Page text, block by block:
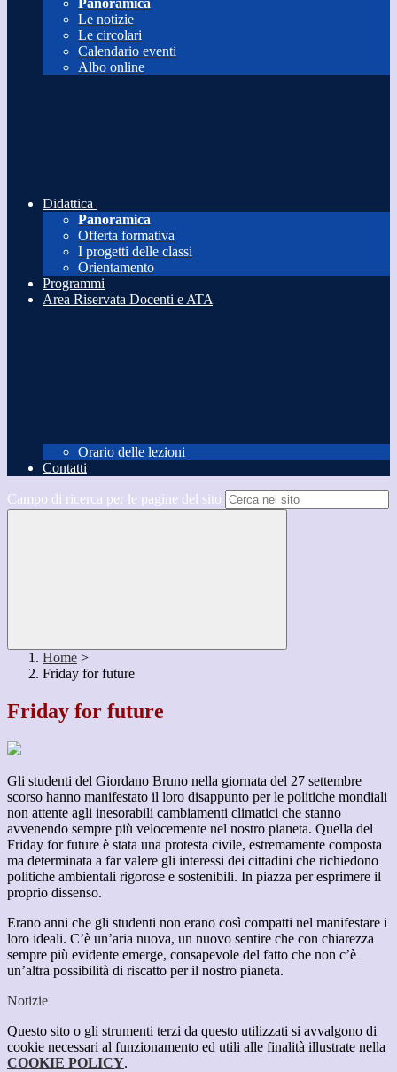
Panoramica
Le notizie
Le circolari
Calendario eventi
Albo online
Didattica
Panoramica
Offerta formativa
I progetti delle classi
Orientamento
Programmi
Area Riservata Docenti e ATA
Orario delle lezioni
Contatti
Campo di ricerca per le pagine del sito
Home >
Friday for future
Friday for future
Gli studenti del Giordano Bruno nella giornata del 27 settembre
scorso hanno manifestato il loro disappunto per le politiche mondiali
non attente agli inesorabili cambiamenti climatici che stanno
avvenendo sempre più velocemente nel nostro pianeta. Quella del
Friday for future è stata una protesta civile, estremamente composta
ma determinata a far valere gli interessi dei cittadini che richiedono
politiche ambientali rigorose e sostenibili. In piazza per esprimere il
proprio dissenso.
Erano anni che gli studenti non erano così compatti nel manifestare i
loro ideali. C’è un’aria nuova, un nuovo sentire che con chiarezza
sempre più evidente emerge, consapevole del fatto che non c’è
un’altra possibilità di riscatto per il nostro pianeta.
Notizie
Questo sito o gli strumenti terzi da questo utilizzati si avvalgono di
cookie necessari al funzionamento ed utili alle finalità illustrate nella
COOKIE POLICY.